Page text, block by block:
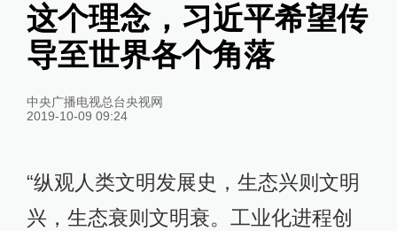
这个理念，习近平希望传
导至世界各个角落
中央广播电视总台央视网
2019-10-09 09:24
“纵观人类文明发展史，生态兴则文明
兴，生态衰则文明衰。工业化进程创